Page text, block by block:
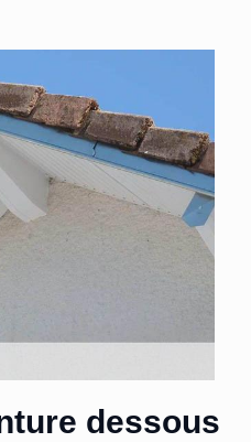
dessous